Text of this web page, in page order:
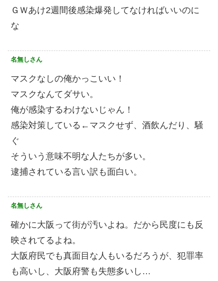
ＧＷあけ2週間後感染爆発してなければいいのに
な
名無しさん
マスクなしの俺かっこいい！
マスクなんてダサい。
俺が感染するわけないじゃん！
感染対策している←マスクせず、酒飲んだり、騒
ぐ
そういう意味不明な人たちが多い。
逮捕されている言い訳も面白い。
名無しさん
確かに大阪って街が汚いよね。だから民度にも反
映されてるよね。
大阪府民でも真面目な人もいるだろうが、犯罪率
も高いし、大阪府警も失態多いし…